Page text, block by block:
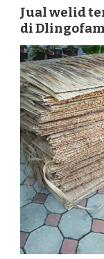
Jual welid
di